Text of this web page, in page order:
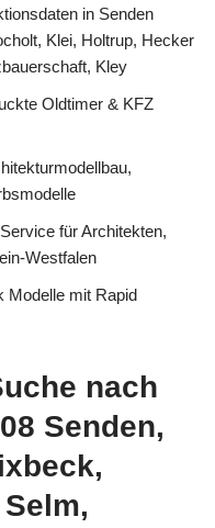
in Senden
Klei, Holtrup, Hecker
Kley
Oldtimer & KFZ
für Architekten,
Westfalen
Modelle mit Rapid
nach
Senden,